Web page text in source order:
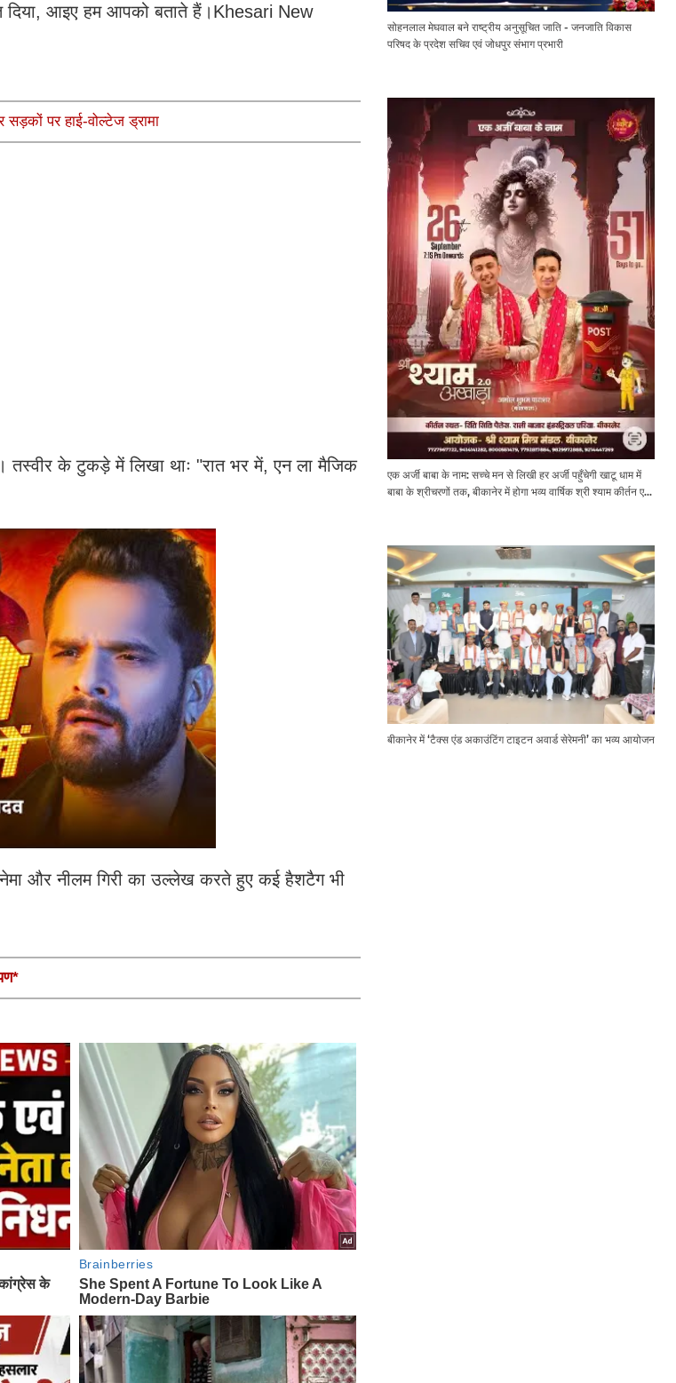
दिया, आइए हम आपको बताते हैं।Khesari New
पर हाई-वोल्टेज ड्रामा
तस्वीर के टुकड़े में लिखा थाः "रात भर में, एन ला मैजिक
और नीलम गिरी का उल्लेख करते हुए कई हैशटैग भी
सोहनलाल मेघवाल बने राष्ट्रीय अनुसूचित जाति - जनजाति विकास
परिषद के प्रदेश सचिव एवं जोधपुर संभाग प्रभारी
एक अर्जी बाबा के नाम: सच्चे मन से लिखी हर अर्जी पहुँचेगी खाटू धाम में
बाबा के श्रीचरणों तक, बीकानेर में होगा भव्य वार्षिक श्री श्याम कीर्तन एवं
बीकानेर में ‘टैक्स एंड अकाउंटिंग टाइटन अवार्ड सेरेमनी’ का भव्य आयोजन